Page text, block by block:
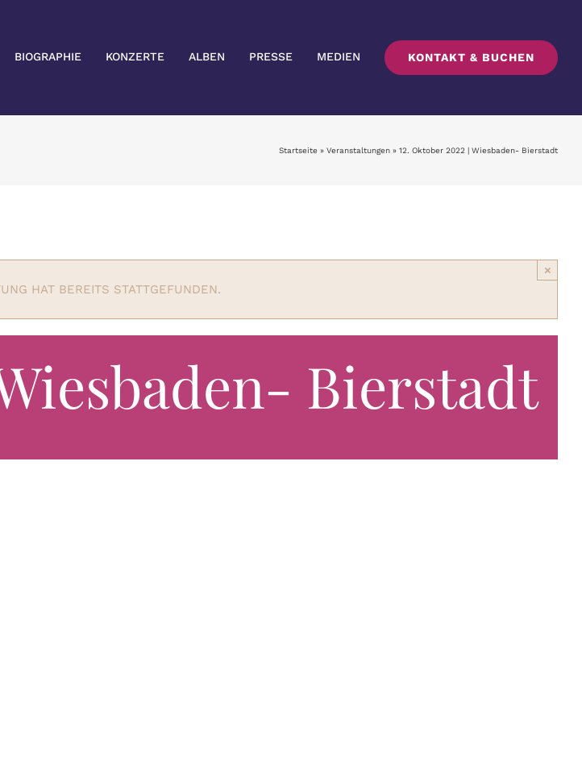
BIOGRAPHIE KONZERTE ALBEN PRESSE MEDIEN KONTAKT & BUCHEN
Startseite » Veranstaltungen » 12. Oktober 2022 | Wiesbaden- Bierstadt
HAT BEREITS STATTGEFUNDEN.
×
Bierstadt